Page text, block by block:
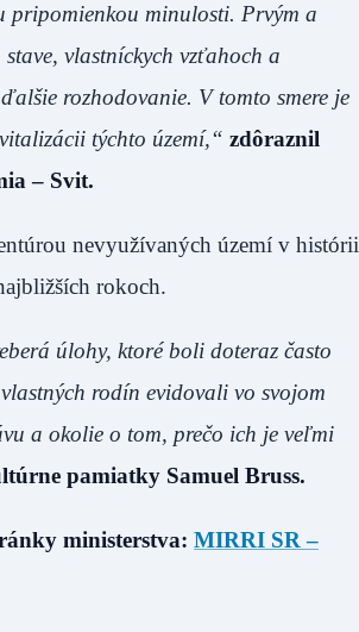
pripomienkou minulosti. Prvým a
vlastníckych vzťahoch a
rozhodovanie. V tomto smere je
týchto území,“ zdôraznil
– Svit.
nevyužívaných území v histórii
rokoch.
úlohy, ktoré boli doteraz často
rodín evidovali vo svojom
a okolie o tom, prečo ich je veľmi
pamiatky Samuel Bruss.
ministerstva: MIRRI SR –